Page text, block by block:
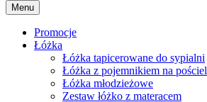
Menu
Promocje
Łóżka
Łóżka tapicerowane do sypialni
Łóżka z pojemnikiem na pościel
Łóżka młodzieżowe
Zestaw łóżko z materacem